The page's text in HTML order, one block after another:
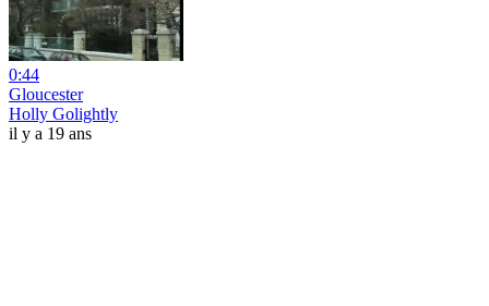
0:44
Gloucester
Holly Golightly
il y a 19 ans